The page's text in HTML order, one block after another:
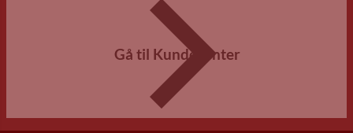
Gå til Kundecenter